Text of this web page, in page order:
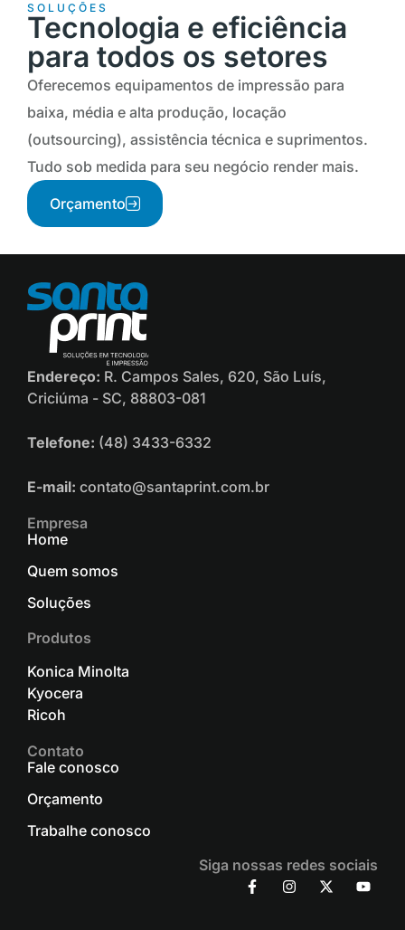
SOLUÇÕES
Tecnologia e eficiência
para todos os setores
Oferecemos equipamentos de impressão para
baixa, média e alta produção, locação
(outsourcing), assistência técnica e suprimentos.
Tudo sob medida para seu negócio render mais.
Orçamento
Endereço: R. Campos Sales, 620, São Luís,
Criciúma - SC, 88803-081
Telefone: (48) 3433-6332
E-mail: contato@santaprint.com.br
Empresa
Home
Quem somos
Soluções
Produtos
Konica Minolta
Kyocera
Ricoh
Contato
Fale conosco
Orçamento
Trabalhe conosco
Siga nossas redes sociais